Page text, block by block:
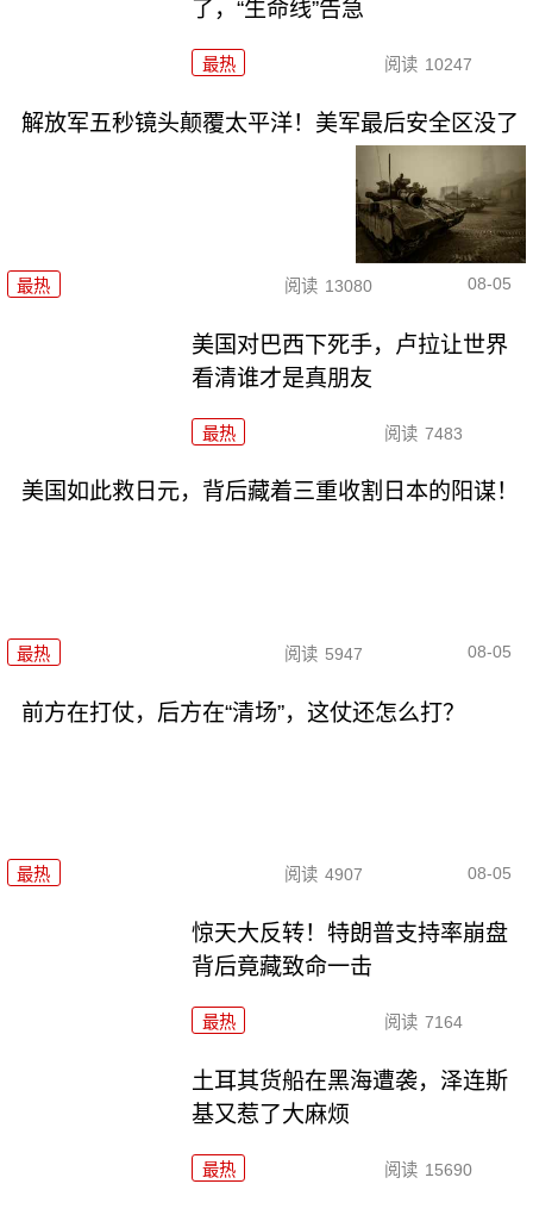
了，“生命线”告急
最热 阅读 10247
解放军五秒镜头颠覆太平洋！美军最后安全区没了
最热 阅读 13080 08-05
美国对巴西下死手，卢拉让世界
看清谁才是真朋友
最热 阅读 7483
美国如此救日元，背后藏着三重收割日本的阳谋！
最热 阅读 5947 08-05
前方在打仗，后方在“清场”，这仗还怎么打？
最热 阅读 4907 08-05
惊天大反转！特朗普支持率崩盘
背后竟藏致命一击
最热 阅读 7164
土耳其货船在黑海遭袭，泽连斯
基又惹了大麻烦
最热 阅读 15690